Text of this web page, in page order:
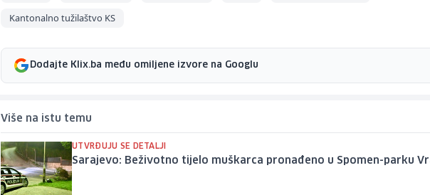
Kantonalno tužilaštvo KS
Dodajte Klix.ba među omiljene izvore na Googlu
Više na istu temu
UTVRĐUJU SE DETALJI
Sarajevo: Beživotno tijelo muškarca pronađeno u Spomen-parku